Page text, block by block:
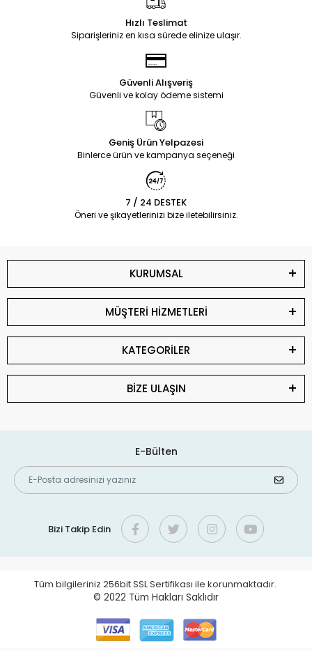
Hızlı Teslimat
Siparişleriniz en kısa sürede elinize ulaşır.
Güvenli Alışveriş
Güvenli ve kolay ödeme sistemi
Geniş Ürün Yelpazesi
Binlerce ürün ve kampanya seçeneği
7 / 24 DESTEK
Öneri ve şikayetlerinizi bize iletebilirsiniz.
KURUMSAL
MÜŞTERİ HİZMETLERİ
KATEGORİLER
BİZE ULAŞIN
E-Bülten
Bizi Takip Edin
Tüm bilgileriniz 256bit SSL Sertifikası ile korunmaktadır.
© 2022 Tüm Hakları Saklıdır